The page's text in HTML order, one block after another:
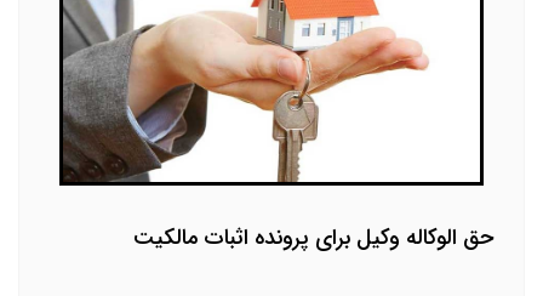
حق الوکاله وکیل برای پرونده اثبات مالکیت